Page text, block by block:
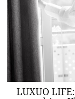
LUXUO